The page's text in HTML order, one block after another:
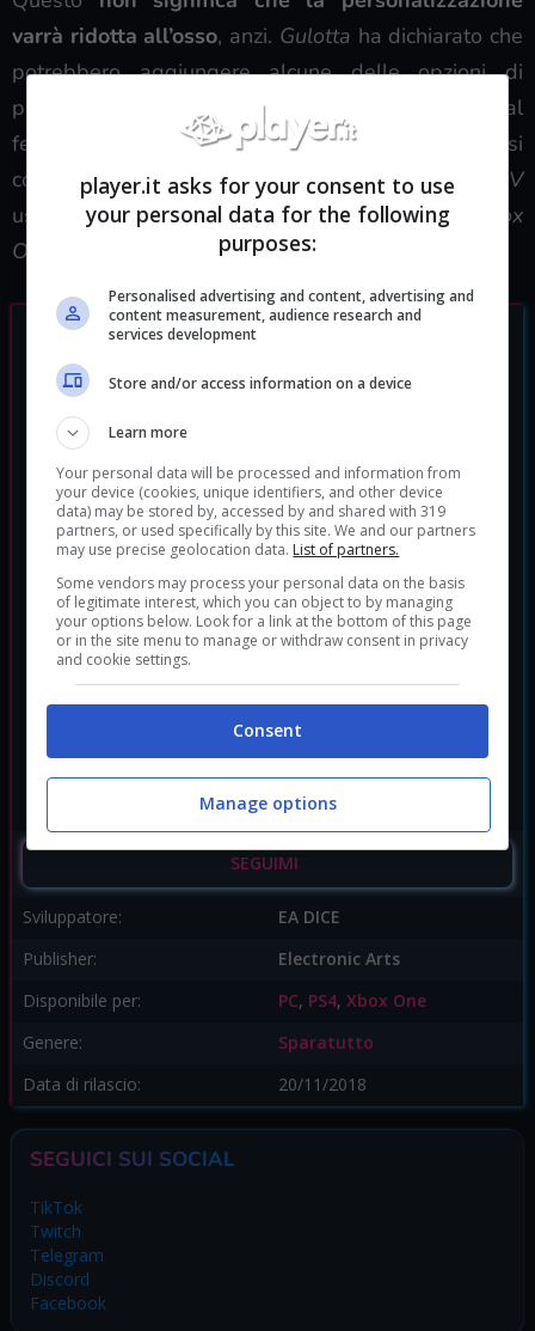
varrà ridotta all’osso, anzi. Gulotta ha dichiarato che
potrebbero aggiungere alcune delle opzioni di
personalizzazione più pazze ovviamente in base al
feedback degli utenti. Per ora, sembra che si
concentreranno solo sull’autenticità. Battlefield V
uscirà
il 20 novembreper PC, PlayStation 4e
Xbox
One
SEGUIMI
Sviluppatore:
EA DICE
Publisher:
Electronic Arts
Disponibile per:
PC, PS4, Xbox One
Genere:
Sparatutto
Data di rilascio:
20/11/2018
SEGUICI SUI SOCIAL
TikTok
Twitch
Telegram
Discord
Facebook
player.it asks for your consent to use
your personal data for the following
purposes:
Personalised advertising and content, advertising and
content measurement, audience research and
services development
Store and/or access information on a device
Learn more
Your personal data will be processed and information from
your device (cookies, unique identifiers, and other device
data) may be stored by, accessed by and shared with 319
partners, or used specifically by this site. We and our partners
may use precise geolocation data. List of partners.
Some vendors may process your personal data on the basis
of legitimate interest, which you can object to by managing
your options below. Look for a link at the bottom of this page
or in the site menu to manage or withdraw consent in privacy
and cookie settings.
Consent
Manage options